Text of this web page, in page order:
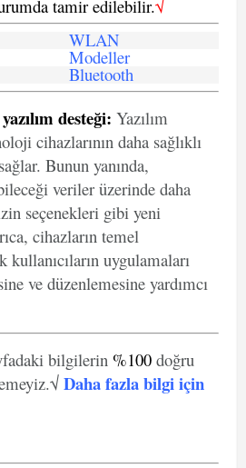
tamir edilebilir.√
WLAN
Modeller
Bluetooth
desteği: Yazılım
cihazlarının daha sağlıklı
Bunun yanında,
veriler üzerinde daha
seçenekleri gibi yeni
cihazların temel
uygulamaları
ve düzenlemesine yardımcı
bilgilerin %100 doğru
Daha fazla bilgi için